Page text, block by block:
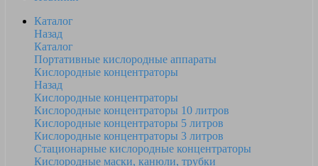
Каталог
Назад
Каталог
Портативные кислородные аппараты
Кислородные концентраторы
Назад
Кислородные концентраторы
Кислородные концентраторы 10 литров
Кислородные концентраторы 5 литров
Кислородные концентраторы 3 литров
Стационарные кислородные концентраторы
Кислородные маски, канюли, трубки